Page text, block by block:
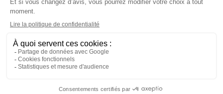
Mentions légales
Conditions générales des ventes
Données personnelles
Paiement sécurisé